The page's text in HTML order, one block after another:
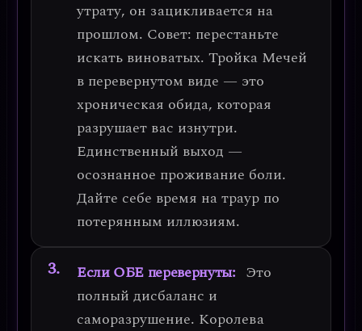
утрату, он зацикливается на
прошлом. Совет: перестаньте
искать виноватых. Тройка Мечей
в перевернутом виде — это
хроническая обида, которая
разрушает вас изнутри.
Единственный выход —
осознанное проживание боли.
Дайте себе время на траур по
потерянным иллюзиям.
Если ОБЕ перевернуты: Это
полный дисбаланс и
саморазрушение. Королева